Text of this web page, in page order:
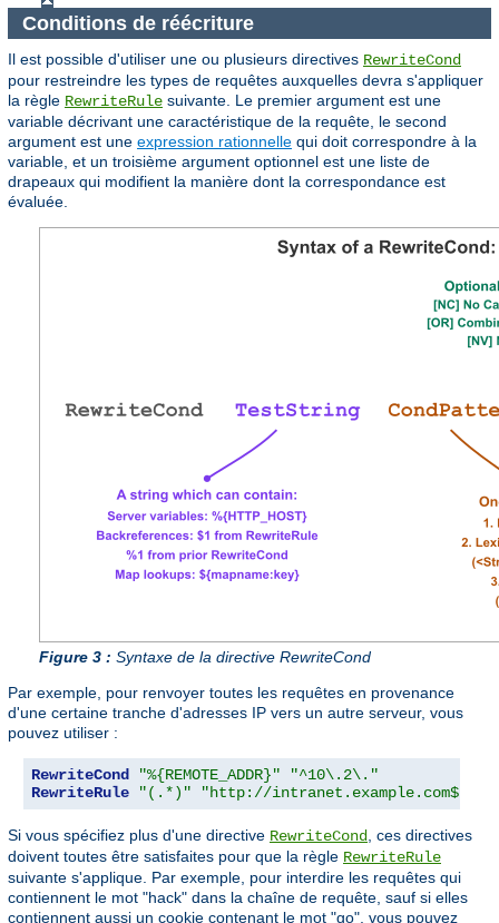
Conditions de réécriture
Il est possible d'utiliser une ou plusieurs directives RewriteCond
pour restreindre les types de requêtes auxquelles devra s'appliquer
la règle RewriteRule suivante. Le premier argument est une
variable décrivant une caractéristique de la requête, le second
argument est une expression rationnelle qui doit correspondre à la
variable, et un troisième argument optionnel est une liste de
drapeaux qui modifient la manière dont la correspondance est
évaluée.
Figure 3 : Syntaxe de la directive RewriteCond
Par exemple, pour renvoyer toutes les requêtes en provenance
d'une certaine tranche d'adresses IP vers un autre serveur, vous
pouvez utiliser :
RewriteCond "%{REMOTE_ADDR}"
"^10\.2\."
RewriteRule
"(.*)" "http://intranet.example.com$1"
Si vous spécifiez plus d'une directive RewriteCond, ces directives
doivent toutes être satisfaites pour que la règle RewriteRule
suivante s'applique. Par exemple, pour interdire les requêtes qui
contiennent le mot "hack" dans la chaîne de requête, sauf si elles
contiennent aussi un cookie contenant le mot "go", vous pouvez